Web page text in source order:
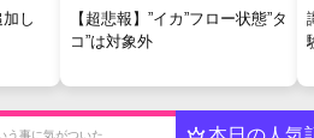
し
【超悲報】”イカ”フロー状態”タ
コ”は対象外
う事に気がついた